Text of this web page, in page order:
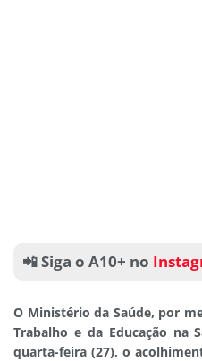
📲 Siga o A10+ no
O Ministério da Saúde, por
Trabalho e da Educação na
quarta-feira (27), o